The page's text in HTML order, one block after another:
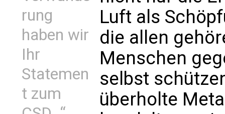
rung
haben wir
Ihr
Statemen
t zum
Luft als
die allen
Menschen
selbst
überholte